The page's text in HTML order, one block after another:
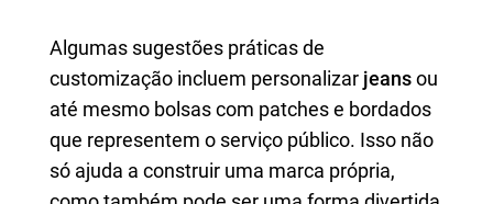
Algumas sugestões práticas de
customização incluem personalizar jeansou
até mesmo bolsas com patches e bordados
que representem o serviço público. Isso não
só ajuda a construir uma marca própria,